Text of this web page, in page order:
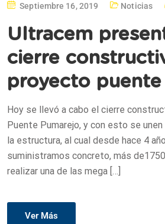
Septiembre 16, 2019 Noticias
Ultracem
cierre
proyecto
Hoy se llevó a cabo el cierre
Puente Pumarejo, y con esto se
la estructura, al cual desde hace 4
suministramos concreto, más
realizar una de las mega […]
Ver Más